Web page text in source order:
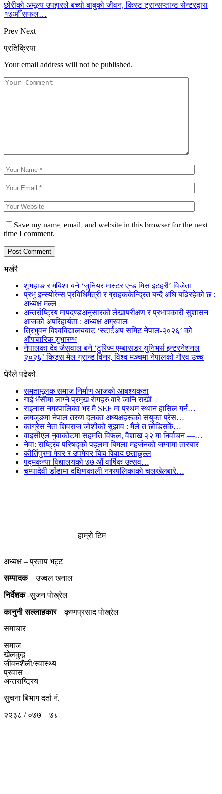
छोरीको अमूल्य उपहारले बच्यो बाबुको जीवन, किस्ट ट्रान्सप्लान्ट सेन्टरद्वारा
१७औँ सफल…
Prev Next
प्रतिक्रिया
Your email address will not be published.
Save my name, email, and website in this browser for the next
time I comment.
भर्खरै
शुभहाङ र मबिशा बने ‘जुनियर मास्टर एन्ड मिस इटहरी’ विजेता
प्रभु इन्स्योरेन्स प्रविधिमैत्री र ग्राहककेन्द्रित बन्दै अघि बढिरहेको छ :
अध्यक्ष मल्ल
अन्तर्राष्ट्रिय मापदण्डअनुसारको लेखापरीक्षण र प्रभावकारी सुशासन
आजको अपरिहार्यता : अध्यक्ष अग्रवाल
त्रिभुवन विश्वविद्यालयबाट ‘स्टार्टअप समिट नेपाल-२०२६’ को
औपचारिक शुभारम्भ
नेपालका देव जैसवाल बने ‘टुरिज्म एम्बासडर युनिभर्स इन्टरनेशनल
२०२६’ किड्स मेल ग्रान्ड विनर, विश्व मञ्चमा नेपालको गौरव उच्च
धेरैले पढेको
समतामूलक समाज निर्माण आजको आबश्यकता
गाई भैंसीमा लाग्ने प्रमुख रोगहरु वारे जानि राखैां ।
राइनास नगरपालिका भर मै SEE मा प्रथम स्थान हासिल गर्न…
लमजुङमा नेपाल तरुण दलका अध्यक्षहरूको संयुक्त प्रेस…
कांग्रेस नेता शिवराज जोशीको सुझाव : मैले त छोडिसकें…
वाइसीएल नुवाकोटमा सहमति विफल, वैशाख २२ मा निर्वाचन —…
नेवा: राष्ट्रिय परिषद्को पहलमा बिमला महर्जनको जग्गामा तारबार
कीर्तिपुरमा मेयर र उपमेयर बिच विवाद छताछुल्ल
पद्मकन्या विद्यालयको ७७ औं ‌‌वार्षिक ‌उत्सव…
चम्पादेवी डाँडामा दक्षिणकाली नगरपलिकाको चलखेलबारे…
हाम्रो टिम
अध्यक्ष – प्रताप भट्ट
सम्पादक– उज्वल खनाल
निर्देशक-सुजन पोख्रेल
कानुनी सल्लाहकार– कृष्णप्रसाद पोख्रेल
समाचार
समाज
खेलकुद़़
जीवनशैली/स्वास्थ्य
प्रवास
अन्तराष्ट्रिय
सुचना बिभाग दर्ता नं.
२२३८ / ०७७ – ७८